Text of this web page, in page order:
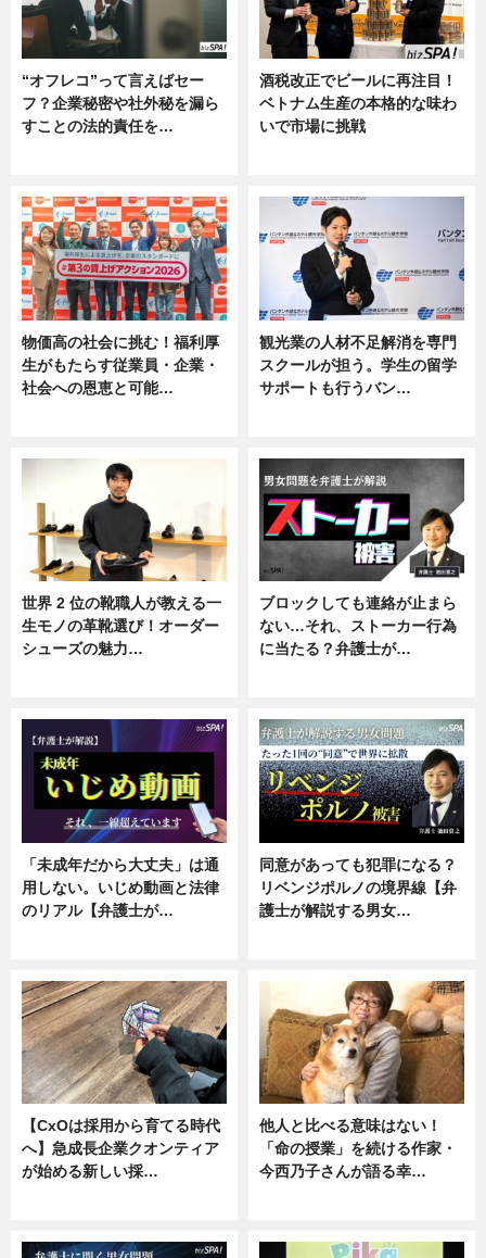
“オフレコ”って言えばセー
フ？企業秘密や社外秘を漏ら
すことの法的責任を…
酒税改正でビールに再注目！
ベトナム生産の本格的な味わ
いで市場に挑戦
物価高の社会に挑む！福利厚
生がもたらす従業員・企業・
社会への恩恵と可能…
観光業の人材不足解消を専門
スクールが担う。学生の留学
サポートも行うバン…
世界 2 位の靴職人が教える一
生モノの革靴選び！オーダー
シューズの魅力…
ブロックしても連絡が止まら
ない…それ、ストーカー行為
に当たる？弁護士が…
「未成年だから大丈夫」は通
用しない。いじめ動画と法律
のリアル【弁護士が…
同意があっても犯罪になる？
リベンジポルノの境界線【弁
護士が解説する男女…
【CxOは採用から育てる時代
へ】急成長企業クオンティア
が始める新しい採…
他人と比べる意味はない！
「命の授業」を続ける作家・
今西乃子さんが語る幸…